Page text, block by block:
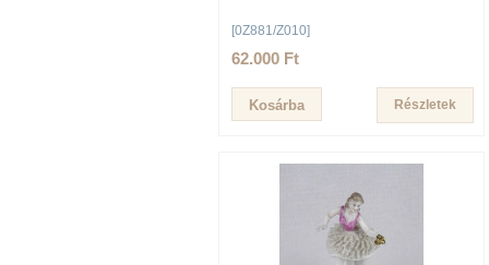
[0Z881/Z010]
62.000 Ft
Részletek